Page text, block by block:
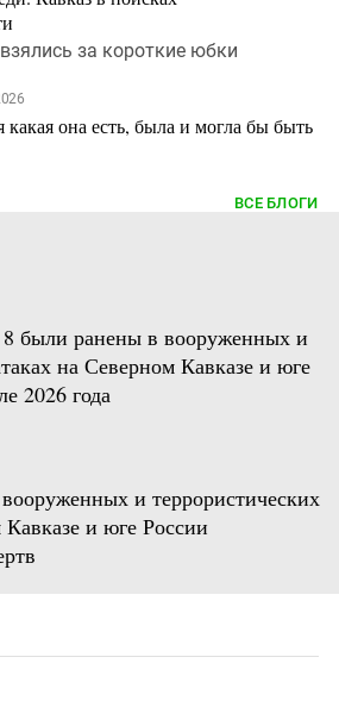
за короткие юбки
она есть, была и могла бы быть
ВСЕ БЛОГИ
были ранены в вооруженных и
на Северном Кавказе и юге
2026 года
и террористических
и юге России